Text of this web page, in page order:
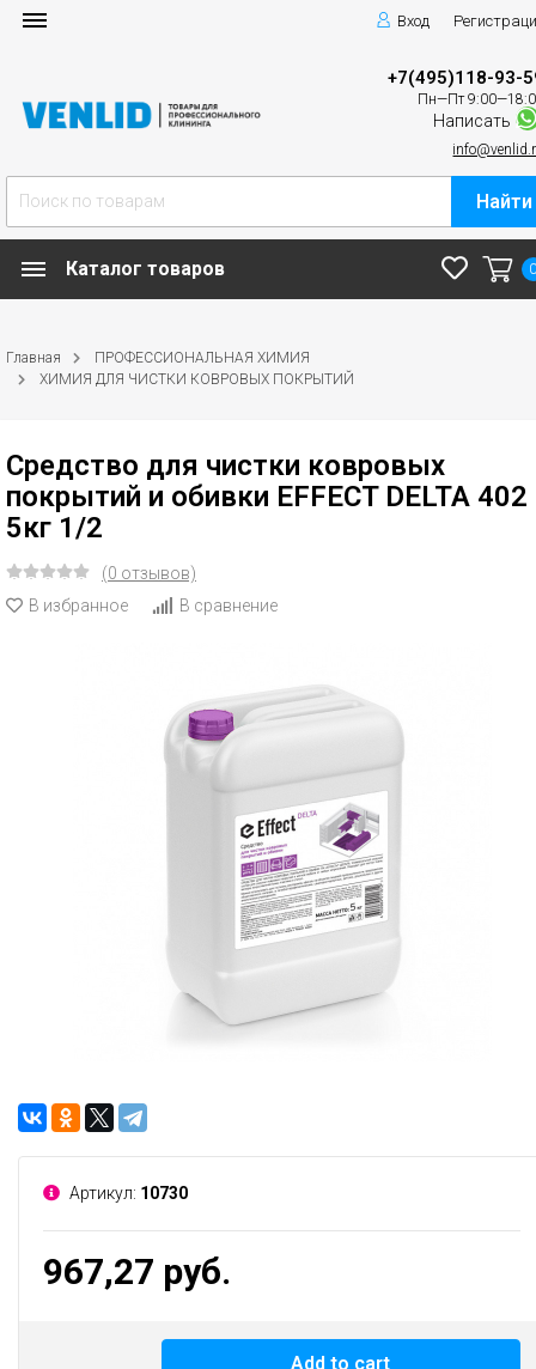
Вход
+7(495)118-93-
Пн—Пт
Написать
Найти
Каталог товаров
Главная
ПРОФЕССИОНАЛЬНАЯ ХИМИЯ
ХИМИЯ ДЛЯ ЧИСТКИ КОВРОВЫХ ПОКРЫТИЙ
Средство для чистки ковровых
покрытий и обивки EFFECT DELTA 402
5кг 1/2
(0 отзывов)
В избранное
В сравнение
Артикул: 10730
967,27 руб.
Add to cart